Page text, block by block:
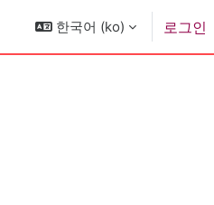
한국어 ‎(ko)‎ 로그인